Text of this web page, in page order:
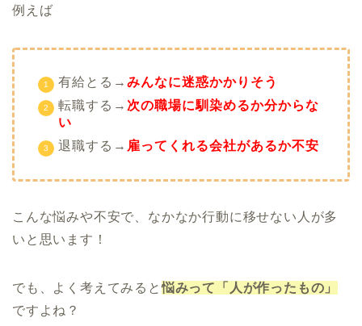
例えば
有給とる→ みんなに迷惑かかりそう
転職する→ 次の職場に馴染めるか分からな
い
退職する→ 雇ってくれる会社があるか不安
こんな悩みや不安で、なかなか行動に移せない人が多
いと思います！
でも、よく考えてみると悩みって「人が作ったもの」
ですよね？